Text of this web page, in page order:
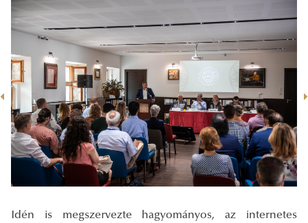
Idén is megszervezte hagyományos, az internetes